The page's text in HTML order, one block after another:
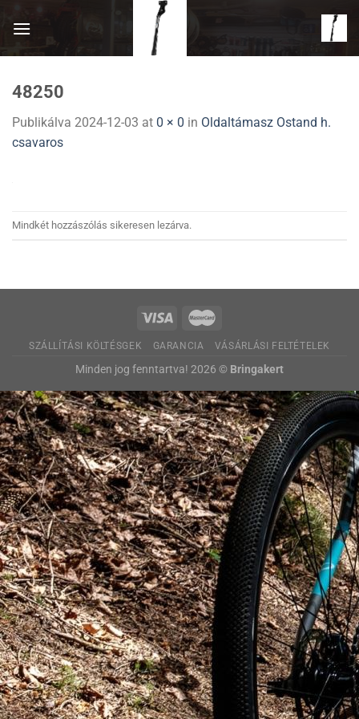
48250
Publikálva 2024-12-03 at 0 × 0 in Oldaltámasz Ostand h.
csavaros
Mindkét hozzászólás sikeresen lezárva.
SZÁLLÍTÁSI KÖLTÉSGEK GARANCIA VÁSÁRLÁSI FELTÉTELEK
Minden jog fenntartva! 2026 © Bringakert